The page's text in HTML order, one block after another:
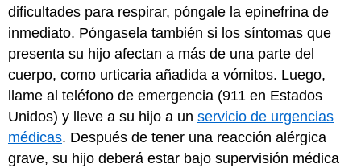
dificultades para respirar, póngale la epinefrina de
inmediato. Póngasela también si los síntomas que
presenta su hijo afectan a más de una parte del
cuerpo, como urticaria añadida a vómitos. Luego,
llame al teléfono de emergencia (911 en Estados
Unidos) y lleve a su hijo a un servicio de urgencias
médicas. Después de tener una reacción alérgica
grave, su hijo deberá estar bajo supervisión médica